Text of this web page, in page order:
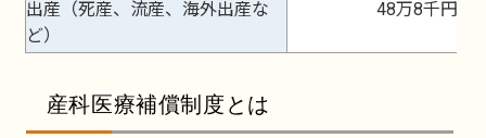
出産（死産、流産、海外出産な
ど）
48万8千円
産科医療補償制度とは